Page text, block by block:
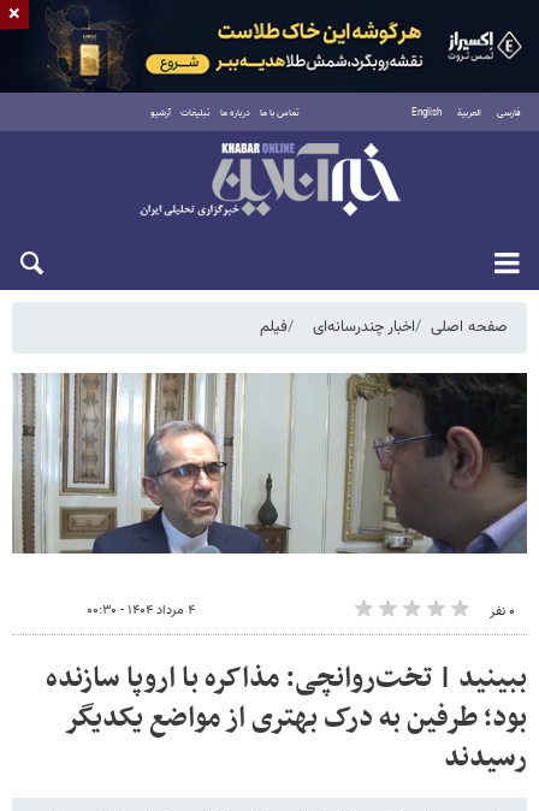
فارسی العربية English تماس با ما درباره ما تبلیغات آرشیو
شنبه ۱۷ مرداد ۱۴۰۵
صفحه اصلی اخبار چندرسانه‌ای فیلم
۰ نفر ۴ مرداد ۱۴۰۴ - ۰۰:۳۰
ببینید | تخت‌روانچی: مذاکره با اروپا سازنده
بود؛ طرفین به درک بهتری از مواضع یکدیگر
رسیدند
×